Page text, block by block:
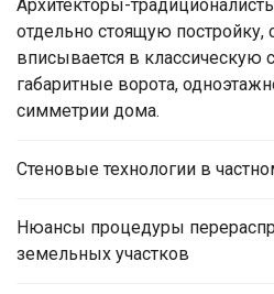
Архитекторы-
отдельно стоящую постройку,
вписывается в классическую
габаритные ворота,
симметрии дома.
Стеновые технологии в
Нюансы процедуры
земельных участков